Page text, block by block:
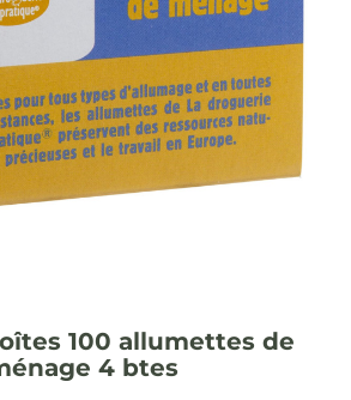
100 allumettes de
4 btes